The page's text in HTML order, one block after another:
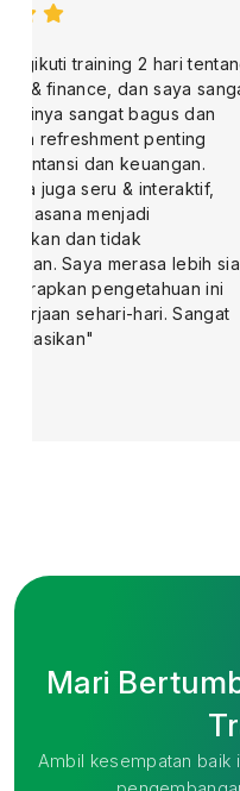
"Materi yang
memenuhi
karena
berpengalaman
Penjelasan
sehingga ilmu
benar-benar
pribadi. Setelah
saya merasa
semua yang
Mari
Ambil kesempatan baik